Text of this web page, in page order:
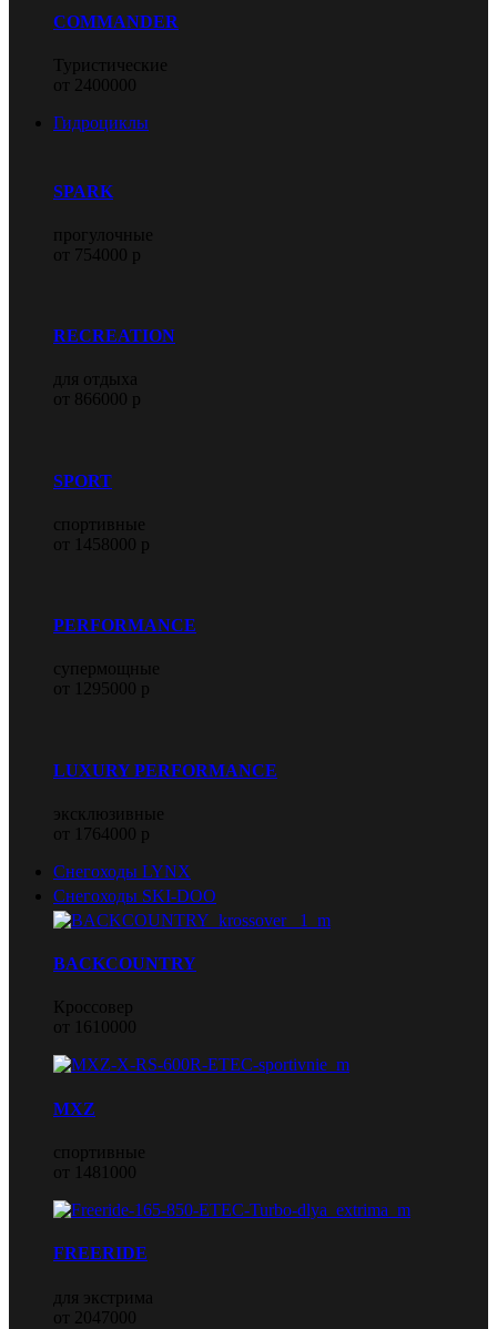
COMMANDER
Туристические
от 2400000
Гидроциклы
SPARK
прогулочные
от 754000 р
RECREATION
для отдыха
от 866000 р
SPORT
спортивные
от 1458000 р
PERFORMANCE
супермощные
от 1295000 р
LUXURY PERFORMANCE
эксклюзивные
от 1764000 р
Снегоходы LYNX
Снегоходы SKI-DOO
BACKCOUNTRY
Кроссовер
от 1610000
MXZ
спортивные
от 1481000
FREERIDE
для экстрима
от 2047000